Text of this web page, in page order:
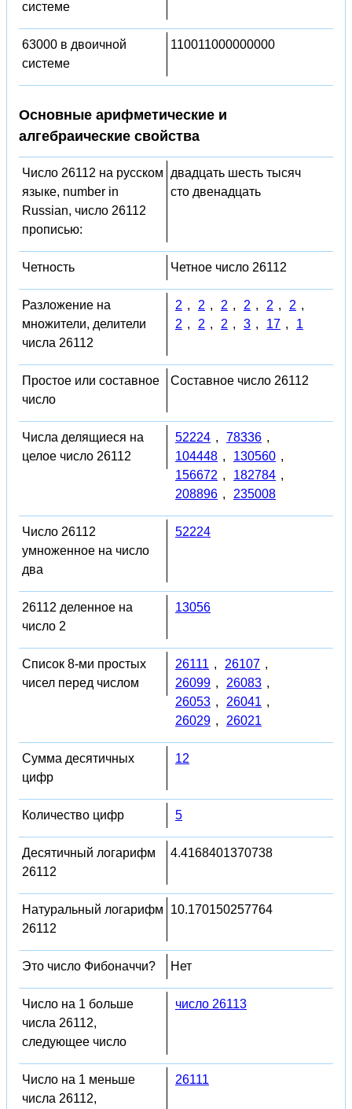
системе
63000 в двоичной
системе
110011000000000
Основные арифметические и
алгебраические свойства
Число 26112 на русском
языке, number in
Russian, число 26112
прописью:
двадцать шесть тысяч
сто двенадцать
Четность Четное число 26112
Разложение на
множители, делители
числа 26112
2 , 2 , 2 , 2 , 2 , 2 ,
2 , 2 , 2 , 3 , 17 , 1
Простое или составное
число
Составное число 26112
Числа делящиеся на
целое число 26112
52224 , 78336 ,
104448 , 130560 ,
156672 , 182784 ,
208896 , 235008
Число 26112
умноженное на число
два
52224
26112 деленное на
число 2
13056
Список 8-ми простых
чисел перед числом
26111 , 26107 ,
26099 , 26083 ,
26053 , 26041 ,
26029 , 26021
Сумма десятичных
цифр
12
Количество цифр 5
Десятичный логарифм
26112
4.4168401370738
Натуральный логарифм
26112
10.170150257764
Это число Фибоначчи? Нет
Число на 1 больше
числа 26112,
следующее число
число 26113
Число на 1 меньше
числа 26112,
26111